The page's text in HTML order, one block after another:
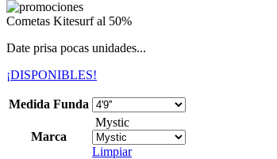
Cometas Kitesurf al 50%
Date prisa pocas unidades...
¡DISPONIBLES!
Medida Funda
Marca
Mystic
Limpiar